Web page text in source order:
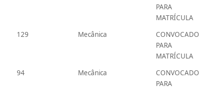
PARA
MATRÍCULA
129
Mecânica
CONVOCADO
PARA
MATRÍCULA
94
Mecânica
CONVOCADO
PARA